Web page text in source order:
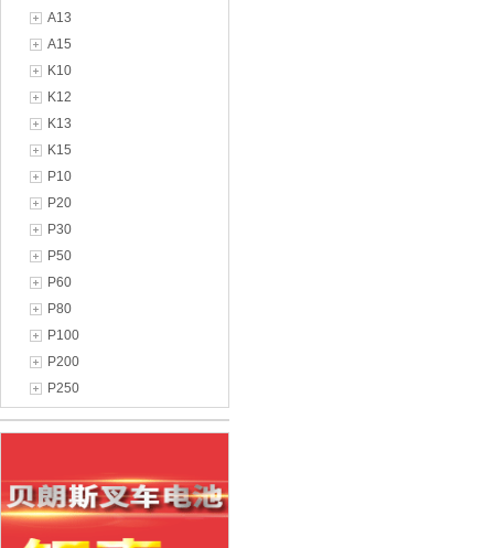
A13
A15
K10
K12
K13
K15
P10
P20
P30
P50
P60
P80
P100
P200
P250